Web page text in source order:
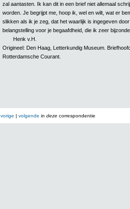
zal aantasten. Ik kan dit in een brief niet allemaal
worden. Je begrijpt me, hoop ik, wel en wilt, wat er
slikken als ik je zeg, dat het waarlijk is ingegeven
belangstelling voor je begaafdheid, die ik zeer
Henk v.H.
Origineel: Den Haag, Letterkundig Museum.
Rotterdamsche Courant.
vorige | volgende in deze correspondentie